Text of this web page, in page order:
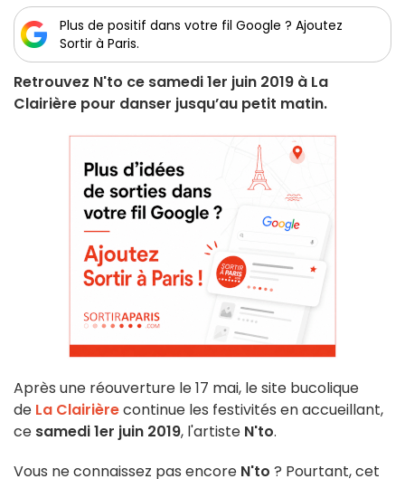
Plus de positif dans votre fil Google ? Ajoutez
Sortir à Paris.
Retrouvez N'to ce samedi 1er juin 2019 à La
Clairière pour danser jusqu’au petit matin.
Après une réouverture le 17 mai, le site bucolique
de La Clairièrecontinue les festivités en accueillant,
ce samedi 1er juin 2019, l'artiste N'to.
Vous ne connaissez pas encore N'to ? Pourtant, cet